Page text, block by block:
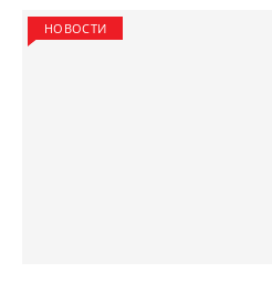
НОВОСТИ